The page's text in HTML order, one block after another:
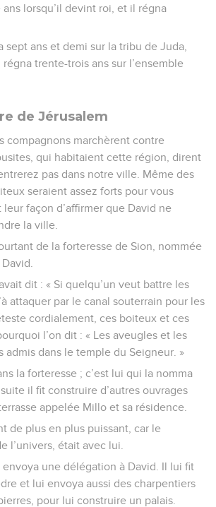
lorsqu’il devint roi, et il régna
sept ans et demi sur la tribu de Juda,
trente-trois ans sur l’ensemble
de Jérusalem
compagnons marchèrent contre
qui habitaient cette région, dirent
pas dans notre ville. Même des
seraient assez forts pour vous
leur façon d’affirmer que David ne
la ville.
de la forteresse de Sion, nommée
dit : « Si quelqu’un veut battre les
attaquer par le canal souterrain pour les
cordialement, ces boiteux et ces
l’on dit : « Les aveugles et les
admis dans le temple du Seigneur. »
la forteresse ; c’est lui qui la nomma
il fit construire d’autres ouvrages
appelée Millo et sa résidence.
de plus en plus puissant, car le
l’univers, était avec lui.
envoya une délégation à David. Il lui fit
et lui envoya aussi des charpentiers
pour lui construire un palais.